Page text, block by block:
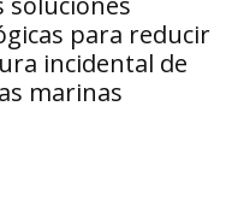
para reducir
incidental de
marinas